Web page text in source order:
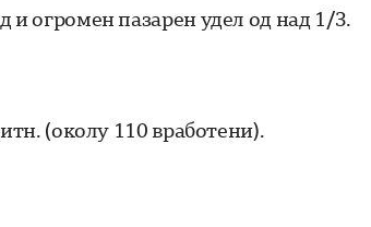
огромен пазарен удел од над 1/3.
(околу 110 вработени).